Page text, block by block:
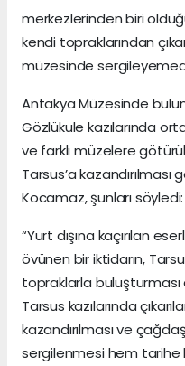
merkezlerinden biri
kendi topraklarından
müzesinde
Antakya Müzesinde
Gözlükule kazılarında
ve farklı müzelere
Tarsus’a
Kocamaz, şunları söyledi:
“Yurt dışına kaçırılan
övünen bir iktidarın,
topraklarla buluşturması
Tarsus kazılarında
kazandırılması ve
sergilenmesi hem